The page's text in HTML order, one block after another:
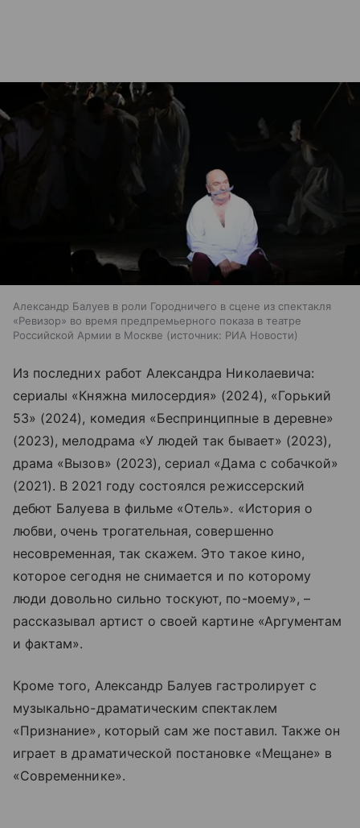
Александр Балуев в роли Городничего в сцене из спектакля
«Ревизор» во время предпремьерного показа в театре
Российской Армии в Москве
источник: РИА Новости
Из последних работ Александра Николаевича:
сериалы «Княжна милосердия» (2024), «Горький
53» (2024), комедия «Беспринципные в деревне»
(2023), мелодрама «У людей так бывает» (2023),
драма «Вызов» (2023), сериал «Дама с собачкой»
(2021). В 2021 году состоялся режиссерский
дебют Балуева в фильме «Отель». «История о
любви, очень трогательная, совершенно
несовременная, так скажем. Это такое кино,
которое сегодня не снимается и по которому
люди довольно сильно тоскуют, по-моему», –
рассказывал артист о своей картине «Аргументам
и фактам».
Кроме того, Александр Балуев гастролирует с
музыкально-драматическим спектаклем
«Признание», который сам же поставил. Также он
играет в драматической постановке «Мещане» в
«Современнике».